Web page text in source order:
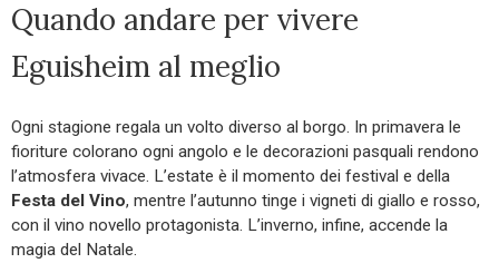
Quando andare per vivere
Eguisheim al meglio
Ogni stagione regala un volto diverso al borgo. In primavera le
fioriture colorano ogni angolo e le decorazioni pasquali rendono
l’atmosfera vivace. L’estate è il momento dei festival e della
Festa del Vino, mentre l’autunno tinge i vigneti di giallo e rosso,
con il vino novello protagonista. L’inverno, infine, accende la
magia del Natale.